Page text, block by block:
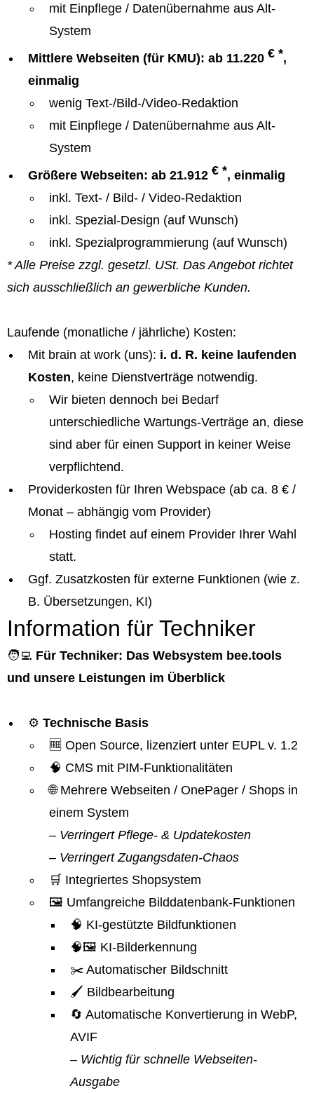
mit Einpflege / Datenübernahme aus Alt-
System
Mittlere Webseiten (für KMU): ab 11.220 € *,
einmalig
wenig Text-/Bild-/Video-Redaktion
mit Einpflege / Datenübernahme aus Alt-
System
Größere Webseiten: ab 21.912 € *, einmalig
inkl. Text- / Bild- / Video-Redaktion
inkl. Spezial-Design (auf Wunsch)
inkl. Spezialprogrammierung (auf Wunsch)
* Alle Preise zzgl. gesetzl. USt. Das Angebot richtet
sich ausschließlich an gewerbliche Kunden.
Laufende (monatliche / jährliche) Kosten:
Mit brain at work (uns): i. d. R. keine laufenden
Kosten, keine Dienstverträge notwendig.
Wir bieten dennoch bei Bedarf
unterschiedliche Wartungs-Verträge an, diese
sind aber für einen Support in keiner Weise
verpflichtend.
Providerkosten für Ihren Webspace (ab ca. 8 € /
Monat – abhängig vom Provider)
Hosting findet auf einem Provider Ihrer Wahl
statt.
Ggf. Zusatzkosten für externe Funktionen (wie z.
B. Übersetzungen, KI)
Information für Techniker
🧑‍💻 Für Techniker: Das Websystem bee.tools
und unsere Leistungen im Überblick
⚙️ Technische Basis
🆓 Open Source, lizenziert unter EUPL v. 1.2
🧠 CMS mit PIM-Funktionalitäten
🌐 Mehrere Webseiten / OnePager / Shops in
einem System
– Verringert Pflege- & Updatekosten
– Verringert Zugangsdaten-Chaos
🛒 Integriertes Shopsystem
🖼️ Umfangreiche Bilddatenbank-Funktionen
🧠 KI-gestützte Bildfunktionen
🧠🖼️ KI-Bilderkennung
✂️ Automatischer Bildschnitt
🖌️ Bildbearbeitung
🔄 Automatische Konvertierung in WebP,
AVIF
– Wichtig für schnelle Webseiten-
Ausgabe